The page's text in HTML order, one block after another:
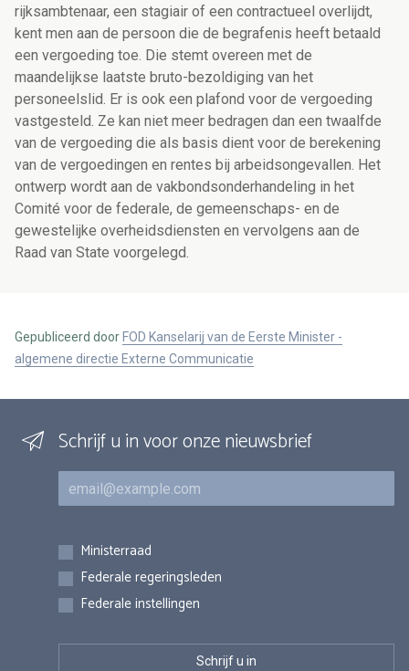
rijksambtenaar, een stagiair of een contractueel overlijdt,
kent men aan de persoon die de begrafenis heeft betaald
een vergoeding toe. Die stemt overeen met de
maandelijkse laatste bruto-bezoldiging van het
personeelslid. Er is ook een plafond voor de vergoeding
vastgesteld. Ze kan niet meer bedragen dan een twaalfde
van de vergoeding die als basis dient voor de berekening
van de vergoedingen en rentes bij arbeidsongevallen. Het
ontwerp wordt aan de vakbondsonderhandeling in het
Comité voor de federale, de gemeenschaps- en de
gewestelijke overheidsdiensten en vervolgens aan de
Raad van State voorgelegd.
Gepubliceerd door FOD Kanselarij van de Eerste Minister -
algemene directie Externe Communicatie
Schrijf u in voor onze nieuwsbrief
E-mail
Inschrijvingen
Ministerraad
Federale regeringsleden
Federale instellingen